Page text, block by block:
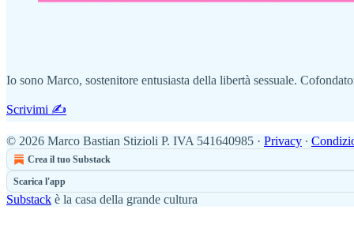
Io sono Marco, sostenitore entusiasta della libertà sessuale.
Scrivimi ✍️
© 2026 Marco Bastian Stizioli P. IVA 541640985 · Privacy ∙
Crea il tuo Substack
Scarica l'app
Substack è la casa della grande cultura